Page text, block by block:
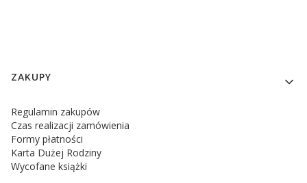
Linki w stopce
ZAKUPY
Regulamin zakupów
Czas realizacji zamówienia
Formy płatności
Karta Dużej Rodziny
Wycofane książki